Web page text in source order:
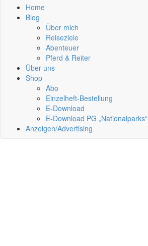
Home
Blog
Über mich
Reiseziele
Abenteuer
Pferd & Reiter
Über uns
Shop
Abo
Einzelheft-Bestellung
E-Download
E-Download PG „Nationalparks“
Anzeigen/Advertising